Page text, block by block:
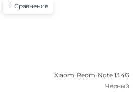
Сравнение
Xiaomi Redmi Note 13 4G
Чёрный